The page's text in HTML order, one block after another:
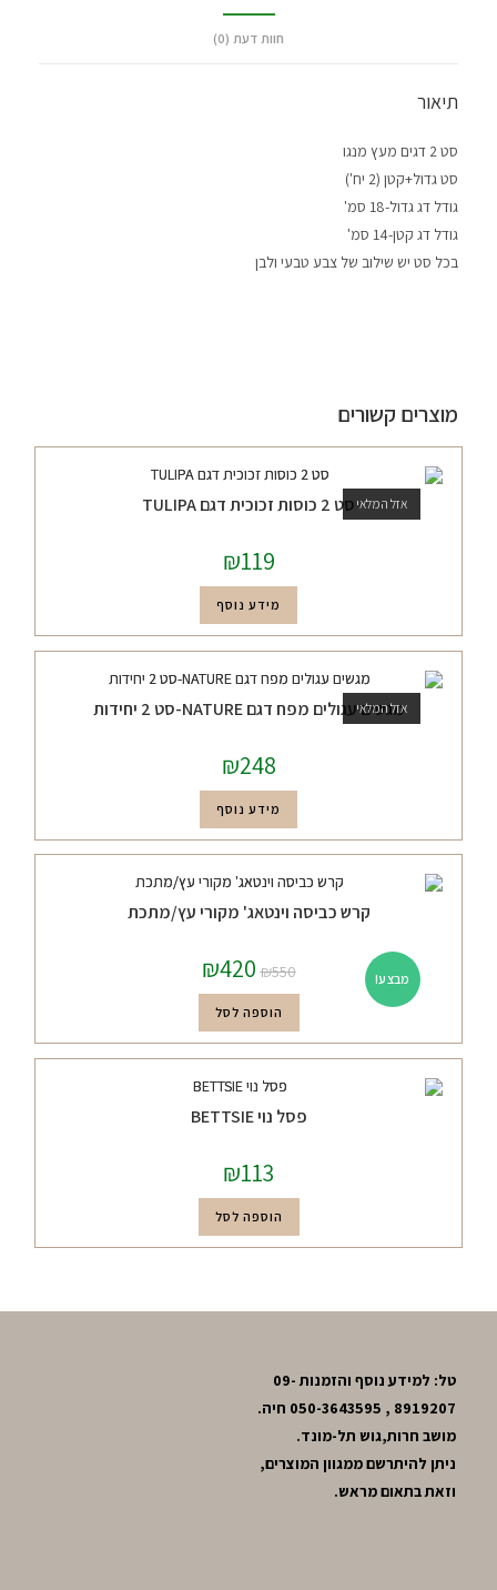
חוות דעת (0)
תיאור
סט 2 דגים מעץ מנגו
סט גדול+קטן (2 יח')
גודל דג גדול-18 סמ'
גודל דג קטן-14 סמ'
בכל סט יש שילוב של צבע טבעי ולבן
מוצרים קשורים
אזל המלאי סט 2 כוסות זכוכית דגם TULIPA
₪119
מידע נוסף
אזל המלאי
מגשים עגולים מפח דגם NATURE-סט 2 יחידות
₪248
מידע נוסף
מבצע!
קרש כביסה וינטאג' מקורי עץ/מתכת
₪550
₪420
הוספה לסל
פסל נוי BETTSIE
₪113
הוספה לסל
טל: למידע נוסף והזמנות 09-
8919207 , 050-3643595 חיה.
מושב חרות,גוש תל-מונד.
ניתן להיתרשם ממגוון המוצרים,
וזאת בתאום מראש.